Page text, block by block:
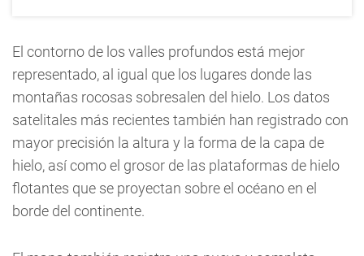
El contorno de los valles profundos está mejor
representado, al igual que los lugares donde las
montañas rocosas sobresalen del hielo. Los datos
satelitales más recientes también han registrado con
mayor precisión la altura y la forma de la capa de
hielo, así como el grosor de las plataformas de hielo
flotantes que se proyectan sobre el océano en el
borde del continente.